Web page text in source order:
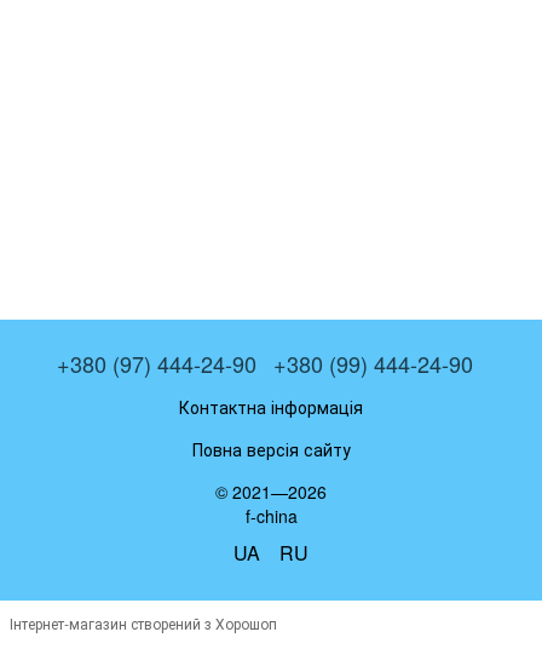
+380 (97) 444-24-90 +380 (99) 444-24-90
Контактна інформація
Повна версія сайту
© 2021—2026
f-china
UA RU
Інтернет-магазин створений з Хорошоп